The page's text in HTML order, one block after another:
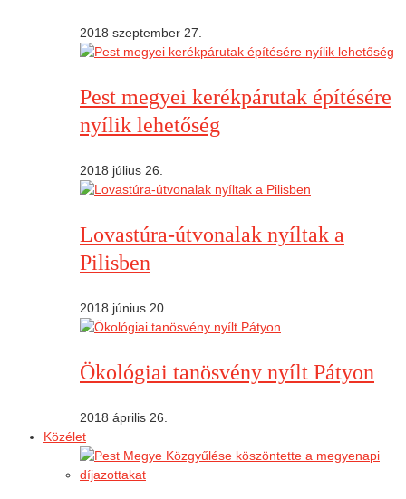
2018 szeptember 27.
Pest megyei kerékpárutak építésére
nyílik lehetőség
2018 július 26.
Lovastúra-útvonalak nyíltak a
Pilisben
2018 június 20.
Ökológiai tanösvény nyílt Pátyon
2018 április 26.
Közélet